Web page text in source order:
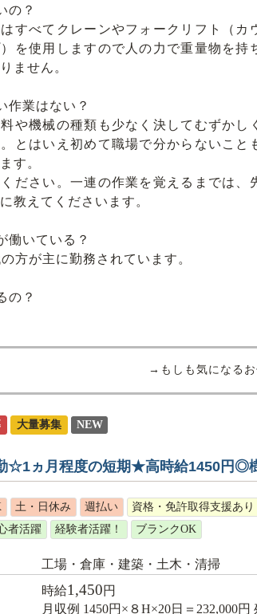
の？
すべてクレーンやフォークリフト（カ
を使用しますので人の力で重量物を持
ません。
作業はない？
や機械の種類も少なく決してむずかし
とはいえ初めて職場で分からないこと
す。
ださい。一連の作業を覚えるまでは、
教えてくださいます。
働いている？
方が主に勤務されています。
の？
→もしも気になる
大量募集 NEW
☆1ヵ月程度の短期★高時給1450円◎
土・日休み 週払い 資格・免許取得支援あり
者活躍
経験者活躍！ ブランクOK
工場・倉庫・建築・土木・清掃
時給1,450円
月収例 1450円×８H×20日＝232,000